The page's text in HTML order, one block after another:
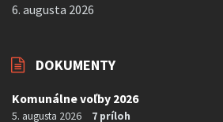
6. augusta 2026
DOKUMENTY
Komunálne voľby 2026
5. augusta 2026 7 príloh